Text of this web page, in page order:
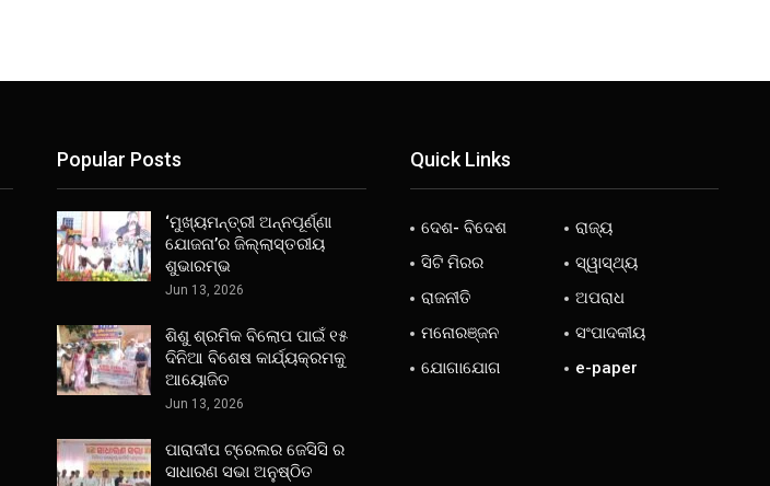
Popular Posts
‘ମୁଖ୍ୟମନ୍ତ୍ରୀ ଅନ୍ନପୂର୍ଣ୍ଣା
ଯୋଜନା’ର ଜିଲ୍ଲାସ୍ତରୀୟ
ଶୁଭାରମ୍ଭ
Jun 13, 2026
ଶିଶୁ ଶ୍ରମିକ ବିଲୋପ ପାଇଁ ୧୫
ଦିନିଆ ବିଶେଷ କାର୍ଯ୍ୟକ୍ରମକୁ
ଆୟୋଜିତ
Jun 13, 2026
ପାରାଦୀପ ଟ୍ରେଲର ଜେସିସି ର
ସାଧାରଣ ସଭା ଅନୁଷ୍ଠିତ
Quick Links
ଦେଶ- ବିଦେଶ
ରାଜ୍ୟ
ସିଟି ମିରର
ସ୍ୱାସ୍ଥ୍ୟ
ରାଜନୀତି
ଅପରାଧ
ମନୋରଞ୍ଜନ
ସଂପାଦକୀୟ
ଯୋଗାଯୋଗ
e-paper